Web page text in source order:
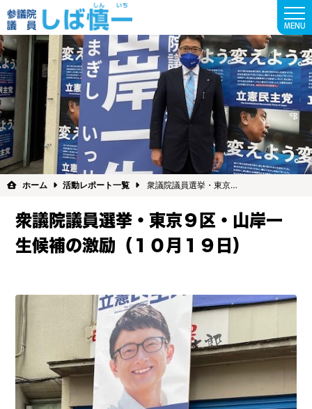
MENU
ホーム 活動レポート一覧 衆議院議員選挙・東京…
衆議院議員選挙・東京９区・山岸一
生候補の激励（１０月１９日）